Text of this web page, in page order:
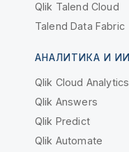
Qlik Talend Cloud
Talend Data Fabric
АНАЛИТИКА И ИИ
Qlik Cloud Analytics
Qlik Answers
Qlik Predict
Qlik Automate